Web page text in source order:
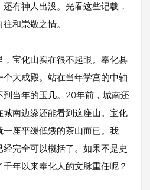
有神人出没。光看这些记载，
和崇敬之情。
宝化山实在很不起眼。奉化县
大成殿。站在当年学宫的中轴
当年的玉几。20年前，城南还
南边缘还能看到这座山。宝化
座平缓低矮的茶山而已。我
完全可以概括了。如果不是史
年以来奉化人的文脉重任呢？